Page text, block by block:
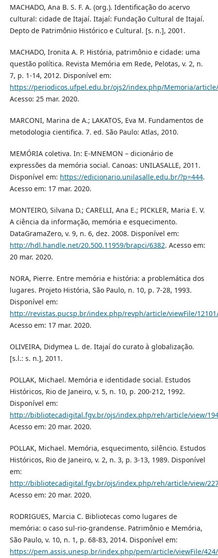
MACHADO, Ana B. S. F. A. (org.). Identificação do acervo
cultural: cidade de Itajaí. Itajaí: Fundação Cultural de Itajaí.
Depto de Patrimônio Histórico e Cultural. [s. n.], 2001.
MACHADO, Ironita A. P. História, patrimônio e cidade: uma
questão política. Revista Memória em Rede, Pelotas, v. 2, n.
7, p. 1-14, 2012. Disponível em:
https://periodicos.ufpel.edu.br/ojs2/index.php/Memoria/
Acesso: 25 mar. 2020.
MARCONI, Marina de A.; LAKATOS, Eva M. Fundamentos de
metodologia cientifica. 7. ed. São Paulo: Atlas, 2010.
MEMÓRIA coletiva. In: E-MNEMON – dicionário de
expressões da memória social. Canoas: UNILASALLE, 2011.
Disponível em: https://edicionario.unilasalle.edu.br/?p=444.
Acesso em: 17 mar. 2020.
MONTEIRO, Silvana D.; CARELLI, Ana E.; PICKLER, Maria E. V.
A ciência da informação, memória e esquecimento.
DataGramaZero, v. 9, n. 6, dez. 2008. Disponível em:
http://hdl.handle.net/20.500.11959/brapci/6382. Acesso em:
20 mar. 2020.
NORA, Pierre. Entre memória e história: a problemática dos
lugares. Projeto História, São Paulo, n. 10, p. 7-28, 1993.
Disponível em:
http://revistas.pucsp.br/index.php/revph/article/viewFile/
Acesso em: 17 mar. 2020.
OLIVEIRA, Didymea L. de. Itajaí do curato à globalização.
[s.l.: s. n.], 2011.
POLLAK, Michael. Memória e identidade social. Estudos
Históricos, Rio de Janeiro, v. 5, n. 10, p. 200-212, 1992.
Disponível em:
http://bibliotecadigital.fgv.br/ojs/index.php/reh/article/view/
Acesso em: 20 mar. 2020.
POLLAK, Michael. Memória, esquecimento, silêncio. Estudos
Históricos, Rio de Janeiro, v. 2, n. 3, p. 3-13, 1989. Disponível
em:
http://bibliotecadigital.fgv.br/ojs/index.php/reh/article/view/
Acesso em: 20 mar. 2020.
RODRIGUES, Marcia C. Bibliotecas como lugares de
memória: o caso sul-rio-grandense. Patrimônio e Memória,
São Paulo, v. 10, n. 1, p. 68-83, 2014. Disponível em:
https://pem.assis.unesp.br/index.php/pem/article/viewFile/